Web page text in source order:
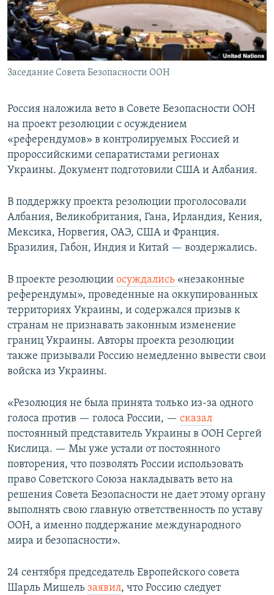
Заседание Совета Безопасности ООН
Россия наложила вето в Совете Безопасности ООН
на проект резолюции с осуждением
«референдумов» в контролируемых Россией и
пророссийскими сепаратистами регионах
Украины. Документ подготовили США и Албания.
В поддержку проекта резолюции проголосовали
Албания, Великобритания, Гана, Ирландия, Кения,
Мексика, Норвегия, ОАЭ, США и Франция.
Бразилия, Габон, Индия и Китай — воздержались.
В проекте резолюции осуждались «незаконные
референдумы», проведенные на оккупированных
территориях Украины, и содержался призыв к
странам не признавать законным изменение
границ Украины. Авторы проекта резолюции
также призывали Россию немедленно вывести свои
войска из Украины.
«Резолюция не была принята только из-за одного
голоса против — голоса России, — сказал
постоянный представитель Украины в ООН Сергей
Кислица. — Мы уже устали от постоянного
повторения, что позволять России использовать
право Советского Союза накладывать вето на
решения Совета Безопасности не дает этому органу
выполнять свою главную ответственность по уставу
ООН, а именно поддержание международного
мира и безопасности».
24 сентября председатель Европейского совета
Шарль Мишель заявил, что Россию следует